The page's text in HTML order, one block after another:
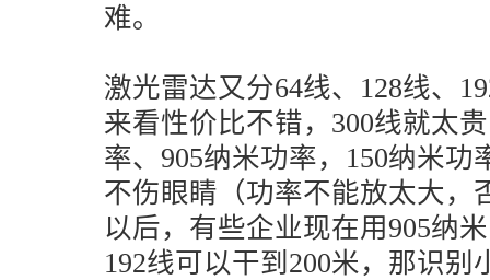
难。
激光雷达又分64线、128线、
来看性价比不错，300线就太
率、905纳米功率，150纳米
不伤眼睛（功率不能放太大，
以后，有些企业现在用905纳
192线可以干到200米，那识